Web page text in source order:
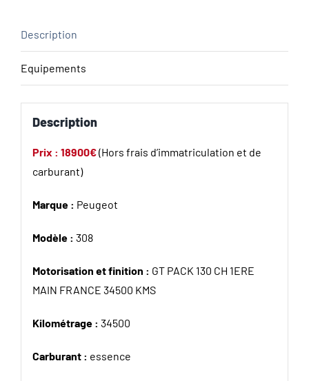
Description
Equipements
Description
Prix : 18900€(Hors frais d’immatriculation et de
carburant)
Marque : Peugeot
Modèle : 308
Motorisation et finition : GT PACK 130 CH 1ERE
MAIN FRANCE 34500 KMS
Kilométrage : 34500
Carburant : essence